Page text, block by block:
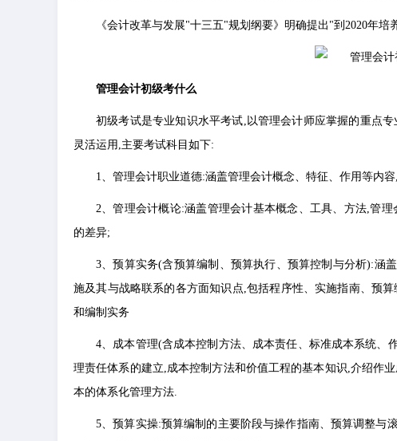
《会计改革与发展"十三五"规划纲要》明确提出"到2020年
管理会计初级考什么
初级考试是专业知识水平考试,以管理会计师应掌握的重点
灵活运用,主要考试科目如下:
1、管理会计职业道德:涵盖管理会计概念、特征、作用等内
2、管理会计概论:涵盖管理会计基本概念、工具、方法,管
的差异;
3、预算实务(含预算编制、预算执行、预算控制与分析):涵
施及其与战略联系的各方面知识点,包括程序性、实施指南、预
和编制实务
4、成本管理(含成本控制方法、成本责任、标准成本系统、
理责任体系的建立,成本控制方法和价值工程的基本知识,介绍作
本的体系化管理方法.
5、预算实操:预算编制的主要阶段与操作指南、预算调整与